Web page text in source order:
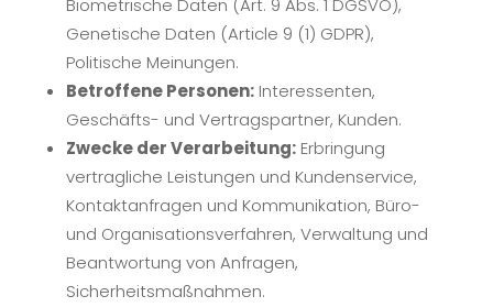
Biometrische Daten (Art. 9 Abs. 1 DGSVO),
Genetische Daten (Article 9 (1) GDPR),
Politische Meinungen.
Betroffene Personen:Interessenten,
Geschäfts- und Vertragspartner, Kunden.
Zwecke der Verarbeitung:Erbringung
vertragliche Leistungen und Kundenservice,
Kontaktanfragen und Kommunikation, Büro-
und Organisationsverfahren, Verwaltung und
Beantwortung von Anfragen,
Sicherheitsmaßnahmen.